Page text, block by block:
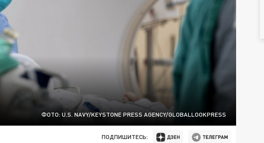
ФОТО: U.S. NAVY/KEYSTONE PRESS AGENCY/GLOBALLOOKPRESS
ПОДПИШИТЕСЬ: